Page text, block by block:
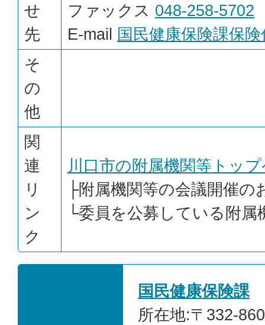
せ
先
ファックス 048-258-5702
E-mail
国民健康保険課保
そ
の
他
関
連
リ
ン
ク
川口市の附属機関等トッ
├附属機関等の会議開催の
└委員を公募している附属
国民健康保険課
所在地:〒332-